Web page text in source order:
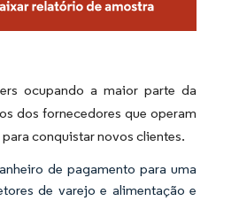
ocupando a maior parte da
dos fornecedores que operam
conquistar novos clientes.
de pagamento para uma
de varejo e alimentação e